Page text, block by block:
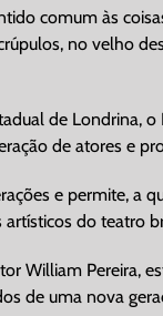
comum às
no velho
de
de atores e
e permite,
do teatro
William Pereira,
de uma nova